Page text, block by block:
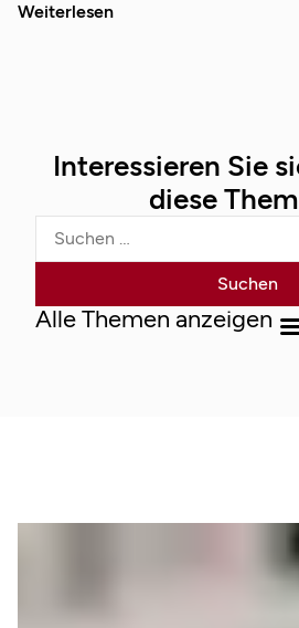
Weiterlesen
Interessieren Sie
diese
Alle Themen anzeigen